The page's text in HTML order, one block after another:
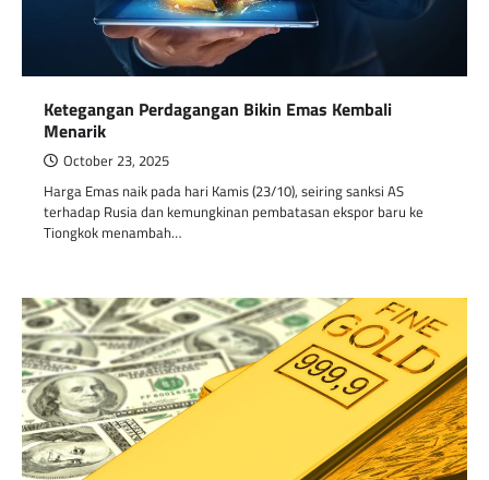
Ketegangan Perdagangan Bikin Emas Kembali
Menarik
October 23, 2025
Harga Emas naik pada hari Kamis (23/10), seiring sanksi AS
terhadap Rusia dan kemungkinan pembatasan ekspor baru ke
Tiongkok menambah…